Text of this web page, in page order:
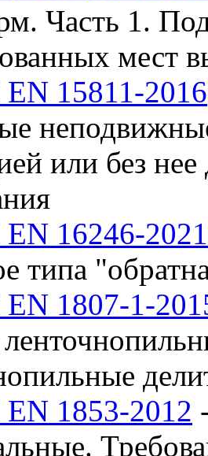
Часть 1.
мест
15811-2016
или без
16246-2021
типа
1807-1-
1853-2012